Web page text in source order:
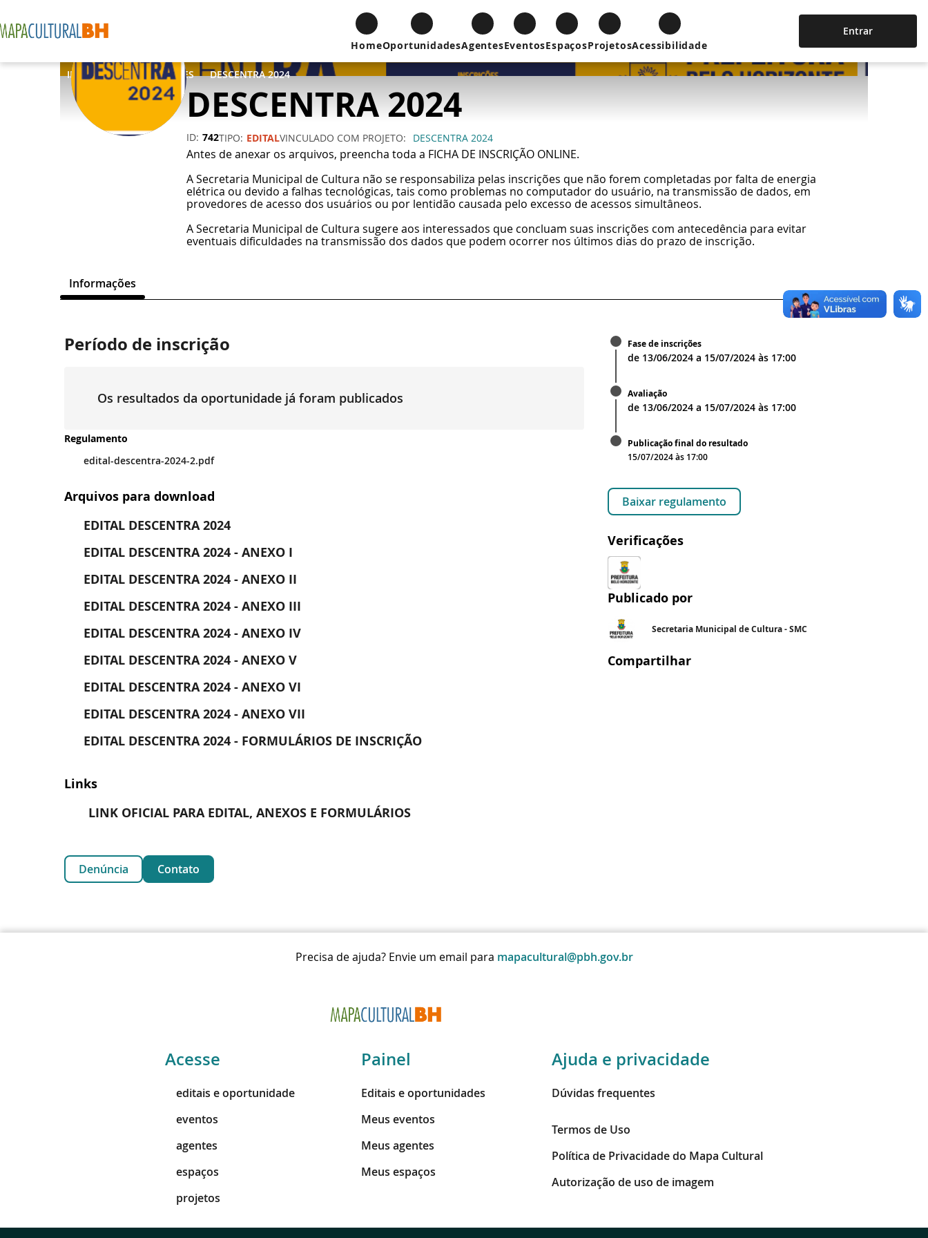
HomeOportunidadesAgentesEventosEspaçosProjetosAcessibilidade
Entrar
INICIO OPORTUNIDADES DESCENTRA 2024
DESCENTRA 2024
ID 742TIPO EDITALVINCULADO COM PROJETO DESCENTRA 2024
Antes de anexar os arquivos, preencha toda a FICHA DE INSCRIÇÃO ONLINE.
A Secretaria Municipal de Cultura não se responsabiliza pelas inscrições que não forem completadas por falta de energia
elétrica ou devido a falhas tecnológicas, tais como problemas no computador do usuário, na transmissão de dados, em
provedores de acesso dos usuários ou por lentidão causada pelo excesso de acessos simultâneos.
A Secretaria Municipal de Cultura sugere aos interessados que concluam suas inscrições com antecedência para evitar
eventuais dificuldades na transmissão dos dados que podem ocorrer nos últimos dias do prazo de inscrição.
Informações
Período de inscrição
Os resultados da oportunidade já foram publicados
Regulamento
edital-descentra-2024-2.pdf
Arquivos para download
EDITAL DESCENTRA 2024
EDITAL DESCENTRA 2024 - ANEXO I
EDITAL DESCENTRA 2024 - ANEXO II
EDITAL DESCENTRA 2024 - ANEXO III
EDITAL DESCENTRA 2024 - ANEXO IV
EDITAL DESCENTRA 2024 - ANEXO V
EDITAL DESCENTRA 2024 - ANEXO VI
EDITAL DESCENTRA 2024 - ANEXO VII
EDITAL DESCENTRA 2024 - FORMULÁRIOS DE INSCRIÇÃO
Links
LINK OFICIAL PARA EDITAL, ANEXOS E FORMULÁRIOS
Fase de inscrições
de 13/06/2024 a 15/07/2024 às 17:00
Avaliação
de 13/06/2024 a 15/07/2024 às 17:00
Publicação final do resultado
15/07/2024 às 17:00
Baixar regulamento
Verificações
Publicado por
Secretaria Municipal de Cultura - SMC
Compartilhar
Denúncia Contato
Precisa de ajuda? Envie um email para mapacultural@pbh.gov.br
Acesse
editais e oportunidade
eventos
agentes
espaços
projetos
Painel
Editais e oportunidades
Meus eventos
Meus agentes
Meus espaços
Ajuda e privacidade
Dúvidas frequentes
Termos de Uso
Política de Privacidade do Mapa Cultural
Autorização de uso de imagem